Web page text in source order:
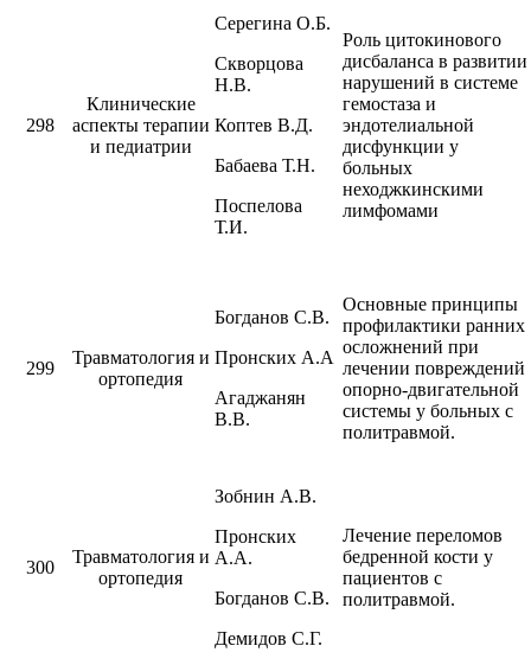
298
Клинические
аспекты терапии
и педиатрии
Серегина О.Б.
Скворцова
Н.В.
Коптев В.Д.
Бабаева Т.Н.
Поспелова
Т.И.
Роль цитокинового
дисбаланса в развитии
нарушений в системе
гемостаза и
эндотелиальной
дисфункции у
больных
неходжкинскими
лимфомами
299
Травматология и
ортопедия
Богданов С.В.
Пронских А.А
Агаджанян
В.В.
Основные принципы
профилактики ранних
осложнений при
лечении повреждений
опорно-двигательной
системы у больных с
политравмой.
300
Травматология и
ортопедия
Зобнин А.В.
Пронских
А.А.
Богданов С.В.
Демидов С.Г.
Лечение переломов
бедренной кости у
пациентов с
политравмой.